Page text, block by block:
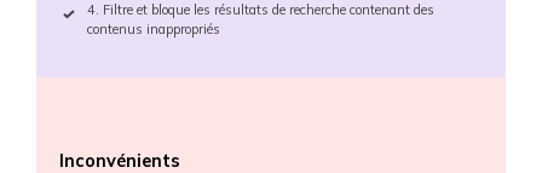
4. Filtre et bloque les résultats de recherche contenant des
contenus inappropriés
Inconvénients